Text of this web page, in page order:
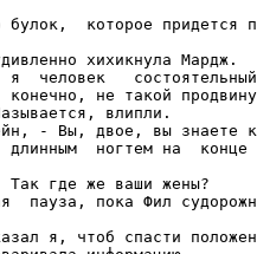
булок,  которое придется
хихикнула Мардж.
я  человек
не такой
влипли.
- Вы, двое, вы знаете
длинным  ногтем на  конце
Так где же ваши жены?
пауза, пока Фил
я, чтоб спасти